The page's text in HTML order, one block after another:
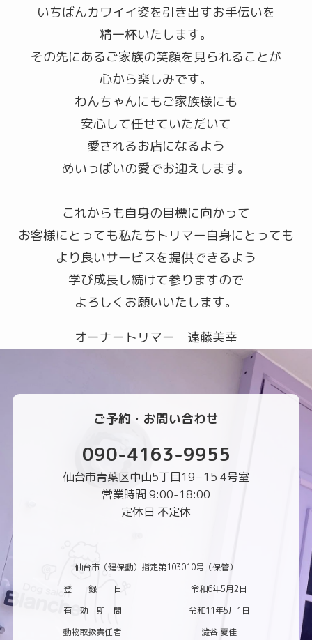
いちばんカワイイ姿を引き出すお手伝いを
精一杯いたします。
その先にあるご家族の笑顔を見られることが
心から楽しみです。
わんちゃんにもご家族様にも
安心して任せていただいて
愛されるお店になるよう
めいっぱいの愛でお迎えします。
これからも自身の目標に向かって
お客様にとっても私たちトリマー自身にとっても
より良いサービスを提供できるよう
学び成長し続けて参りますので
よろしくお願いいたします。
オーナートリマー 遠藤美幸
ご予約・お問い合わせ
090-4163-9955
仙台市青葉区中山5丁目19−15 4号室
営業時間 9:00-18:00
定休日 不定休
仙台市（健保動）指定第103010号（保管）
登 録 日
令和6年5月2日
有 効 期 間
令和11年5月1日
動物取扱責任者
澁谷 夏佳